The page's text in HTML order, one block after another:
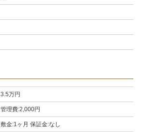
3.5万円
管理費:2,000円
敷金:1ヶ月 保証金:なし